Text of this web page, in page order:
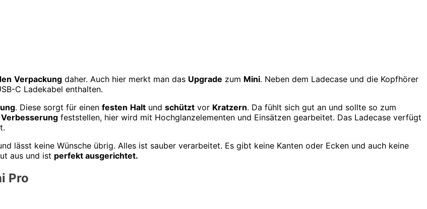
Verpackung daher. Auch hier merkt man das Upgrade zum Mini. Neben dem Ladecase und die Kopfhörer
C Ladekabel enthalten.
. Diese sorgt für einen festen Halt und schützt vor Kratzern. Da fühlt sich gut an und sollte so zum
Verbesserung feststellen, hier wird mit Hochglanzelementen und Einsätzen gearbeitet. Das Ladecase verfügt
lässt keine Wünsche übrig. Alles ist sauber verarbeitet. Es gibt keine Kanten oder Ecken und auch keine
aus und ist perfekt ausgerichtet.
Pro